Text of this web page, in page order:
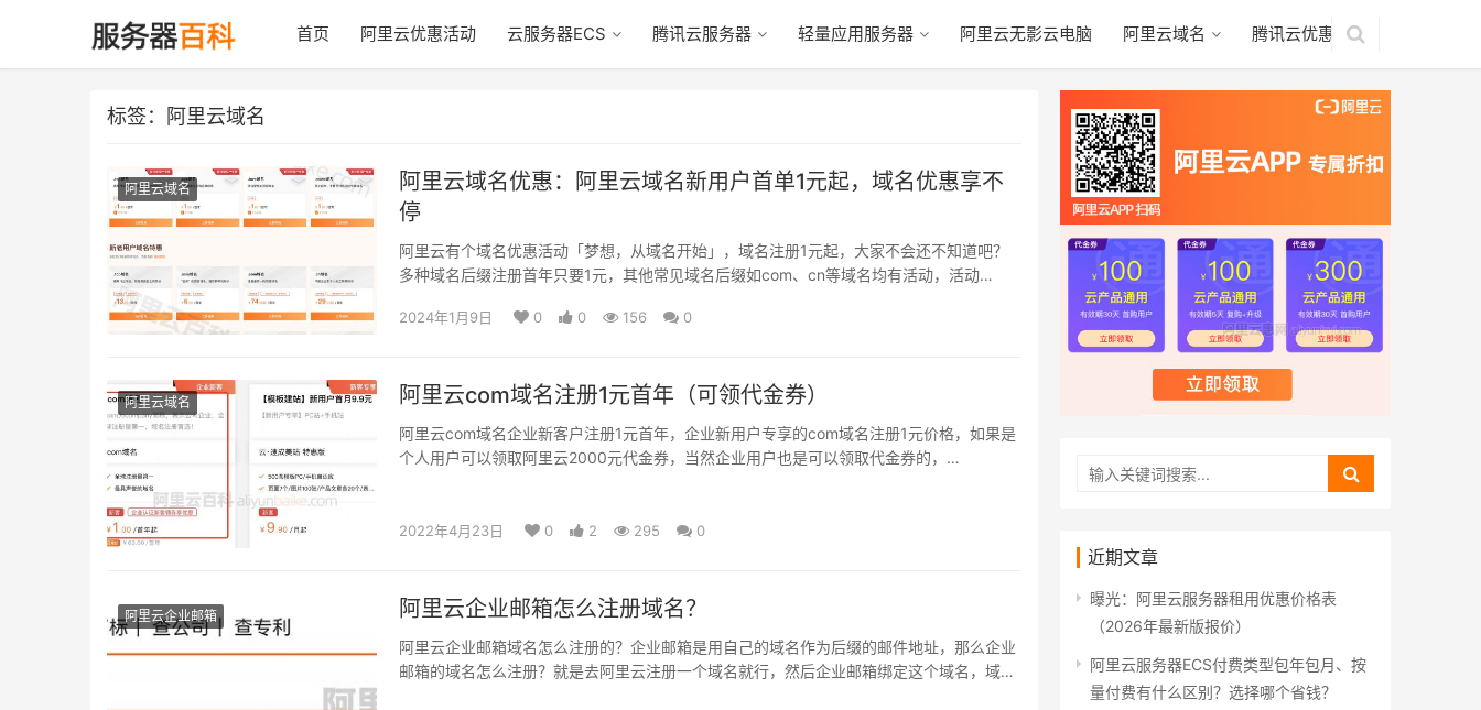
首页 阿里云优惠活动 云服务器ECS 腾讯云服务器 轻量应用服务器 阿里云无影云电脑 阿里云域名 腾讯云优惠
标签：阿里云域名
阿里云域名
阿里云域名优惠：阿里云域名新用户首单1元起，域名优惠享不
停
阿里云有个域名优惠活动「梦想，从域名开始」，域名注册1元起，大家不会还不知道吧？
多种域名后缀注册首年只要1元，其他常见域名后缀如com、cn等域名均有活动，活动
2024年1月9日 0 0 156 0
阿里云域名 阿里云com域名注册1元首年（可领代金券）
阿里云com域名企业新客户注册1元首年，企业新用户专享的com域名注册1元价格，如果是
个人用户可以领取阿里云2000元代金券，当然企业用户也是可以领取代金券的，
2022年4月23日 0 2 295 0
阿里云企业邮箱 阿里云企业邮箱怎么注册域名？
阿里云企业邮箱域名怎么注册的？企业邮箱是用自己的域名作为后缀的邮件地址，那么企业
邮箱的域名怎么注册？就是去阿里云注册一个域名就行，然后企业邮箱绑定这个域名，域名
近期文章
曝光：阿里云服务器租用优惠价格表
（2026年最新版报价）
阿里云服务器ECS付费类型包年包月、按
量付费有什么区别？选择哪个省钱？